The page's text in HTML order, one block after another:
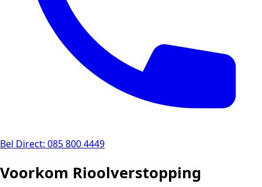
Bel Direct: 085 800 4449
Voorkom Rioolverstopping